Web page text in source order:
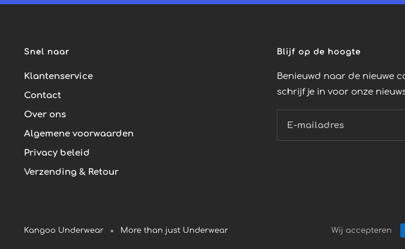
Snel naar
Klantenservice
Contact
Over ons
Algemene voorwaarden
Privacy beleid
Verzending & Retour
Blijf op de hoogte
Benieuwd naar de nieuwe
schrijf je in voor onze
E-mailadres
Kangoo Underwear More than just Underwear Wij accepteren